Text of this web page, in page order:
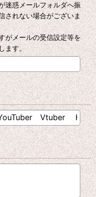
迷惑メールフォルダへ振
されない場合がございま
がメールの受信設定等を
ます。